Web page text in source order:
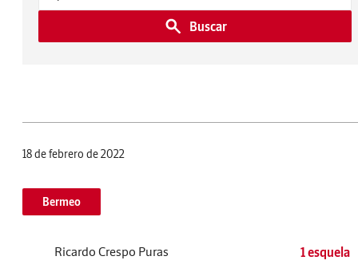
Buscar
18 de febrero de 2022
Bermeo
Ricardo Crespo Puras 1 esquela